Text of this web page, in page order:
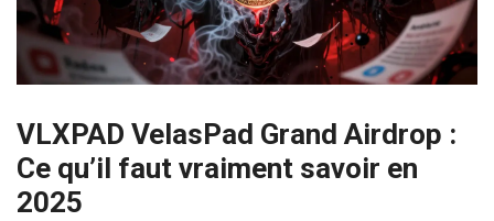
VLXPAD VelasPad Grand Airdrop :
Ce qu’il faut vraiment savoir en
2025